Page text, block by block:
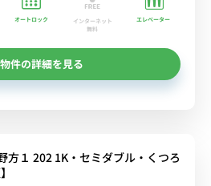
オートロック
インターネット
無料
エレベーター
件の詳細を見る
方１ 202 1K・セミダブル・くつろ